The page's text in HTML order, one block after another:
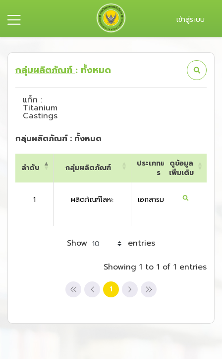
เข้าสู่ระบบ
กลุ่มผลิตภัณฑ์ : ทั้งหมด
แท็ก :
Titanium
Castings
กลุ่มผลิตภัณฑ์ : ทั้งหมด
ลำดับ กลุ่มผลิตภัณฑ์
ประเภทเอกสา
ร
ดูข้อมูล
เพิ่มเติม
ร
เพิ่มเติม
1 ผลิตภัณฑ์โลหะ เอกสารมาตรฐาน
Show
entries
Showing 1 to 1 of 1 entries
1